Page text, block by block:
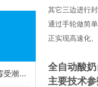
三角包茶叶包装机茶叶发霉受潮的“*”
其它三边进行
通过手轮做简
正实现高速化
全自动酸
主要技术